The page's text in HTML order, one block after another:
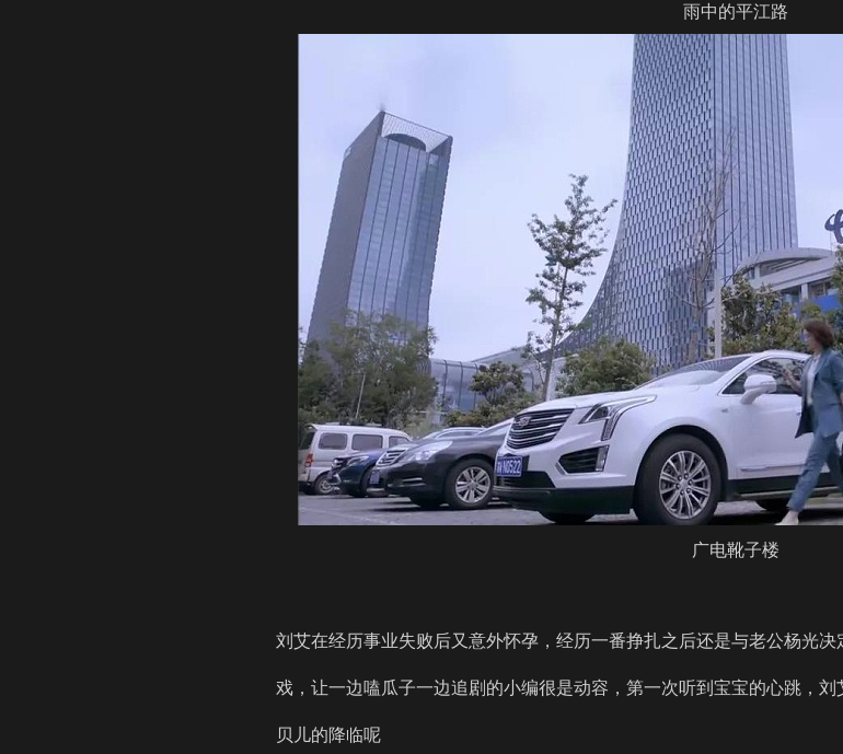
雨中的平江路
广电靴子楼
刘艾在经历事业失败后又意外怀孕，经历一番挣扎之后还是与老公杨光
戏，让一边嗑瓜子一边追剧的小编很是动容，第一次听到宝宝的心跳，
贝儿的降临呢